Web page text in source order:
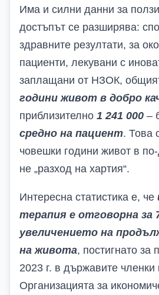
Има и силни данни за
достъпът се разширява:
здравните резултати, за
пациенти, лекувани с
заплащани от НЗОК,
години живот в добро
приблизително 1 241 000 –
средно на пациент. Това
човешки години живот в
не „разход на хартия“.
Интересна статистика е, че
терапия е отговорна за
увеличението на
на живота, постигнато за
2023 г. в държавите членки
Организацията за